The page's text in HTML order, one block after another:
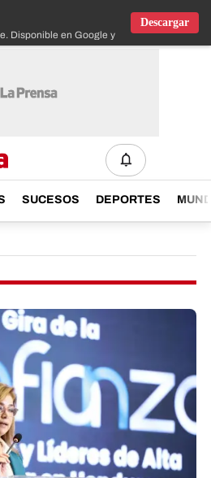
Disponible en Google y IOS
Descargar
SUCESOS DEPORTES